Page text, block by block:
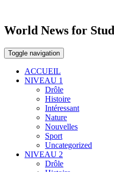
World News for
Toggle navigation
ACCUEIL
NIVEAU 1
Drôle
Histoire
Intéressant
Nature
Nouvelles
Sport
Uncategorized
NIVEAU 2
Drôle